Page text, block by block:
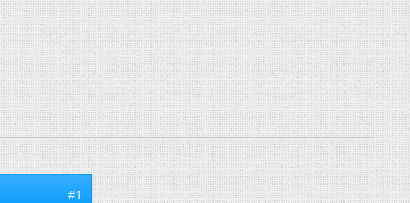
#1